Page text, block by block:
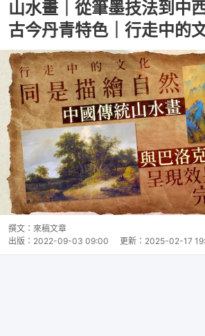
山水畫｜從筆墨技法到
古今丹青特色｜行走中的
撰文： 來稿文章
出版： 2022-09-03 09:00 更新： 2025-02-17